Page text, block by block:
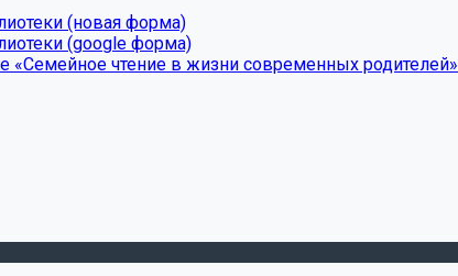
(новая форма)
(google форма)
«Семейное чтение в жизни современных родителей»